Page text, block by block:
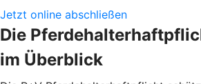
Jetzt online abschließen
Die
im Überblick